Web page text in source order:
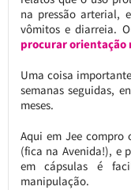
na pressão arterial,
vômitos e diarreia.
procurar orientação
Uma coisa
semanas seguidas,
meses.
Aqui em Jee compro
(fica na Avenida!), e
em cápsulas é
manipulação.